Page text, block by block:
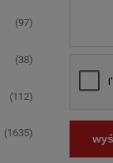
(97)
(38)
(112)
(1635)